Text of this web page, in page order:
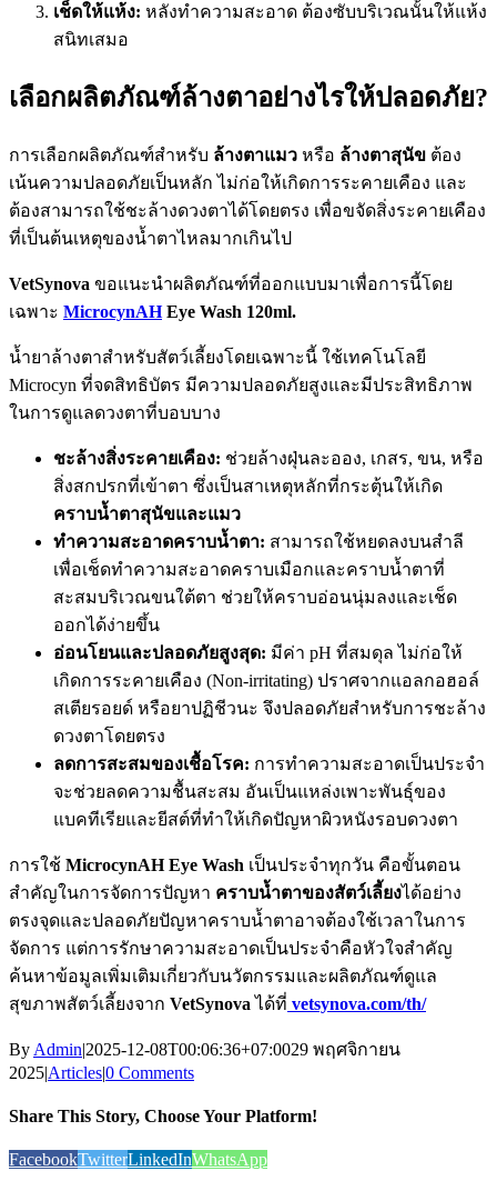
เช็ดให้แห้ง: หลังทำความสะอาด ต้องซับบริเวณนั้นให้แห้ง
สนิทเสมอ
เลือกผลิตภัณฑ์ล้างตาอย่างไรให้ปลอดภัย?
การเลือกผลิตภัณฑ์สำหรับ ล้างตาแมว หรือ ล้างตาสุนัข ต้อง
เน้นความปลอดภัยเป็นหลัก ไม่ก่อให้เกิดการระคายเคือง และ
ต้องสามารถใช้ชะล้างดวงตาได้โดยตรง เพื่อขจัดสิ่งระคายเคือง
ที่เป็นต้นเหตุของน้ำตาไหลมากเกินไป
VetSynova ขอแนะนำผลิตภัณฑ์ที่ออกแบบมาเพื่อการนี้โดย
เฉพาะ MicrocynAHEye Wash 120ml.
น้ำยาล้างตาสำหรับสัตว์เลี้ยงโดยเฉพาะนี้ ใช้เทคโนโลยี
Microcyn ที่จดสิทธิบัตร มีความปลอดภัยสูงและมีประสิทธิภาพ
ในการดูแลดวงตาที่บอบบาง
ชะล้างสิ่งระคายเคือง: ช่วยล้างฝุ่นละออง, เกสร, ขน, หรือ
สิ่งสกปรกที่เข้าตา ซึ่งเป็นสาเหตุหลักที่กระตุ้นให้เกิด
คราบน้ำตาสุนัขและแมว
ทำความสะอาดคราบน้ำตา: สามารถใช้หยดลงบนสำลี
เพื่อเช็ดทำความสะอาดคราบเมือกและคราบน้ำตาที่
สะสมบริเวณขนใต้ตา ช่วยให้คราบอ่อนนุ่มลงและเช็ด
ออกได้ง่ายขึ้น
อ่อนโยนและปลอดภัยสูงสุด: มีค่า pH ที่สมดุล ไม่ก่อให้
เกิดการระคายเคือง (Non-irritating) ปราศจากแอลกอฮอล์
สเตียรอยด์ หรือยาปฏิชีวนะ จึงปลอดภัยสำหรับการชะล้าง
ดวงตาโดยตรง
ลดการสะสมของเชื้อโรค: การทำความสะอาดเป็นประจำ
จะช่วยลดความชื้นสะสม อันเป็นแหล่งเพาะพันธุ์ของ
แบคทีเรียและยีสต์ที่ทำให้เกิดปัญหาผิวหนังรอบดวงตา
การใช้ MicrocynAH Eye Wash เป็นประจำทุกวัน คือขั้นตอน
สำคัญในการจัดการปัญหา คราบน้ำตาของสัตว์เลี้ยงได้อย่าง
ตรงจุดและปลอดภัยปัญหาคราบน้ำตาอาจต้องใช้เวลาในการ
จัดการ แต่การรักษาความสะอาดเป็นประจำคือหัวใจสำคัญ
ค้นหาข้อมูลเพิ่มเติมเกี่ยวกับนวัตกรรมและผลิตภัณฑ์ดูแล
สุขภาพสัตว์เลี้ยงจาก VetSynova ได้ที่ vetsynova.com/th/
By Admin|2025-12-08T00:06:36+07:0029 พฤศจิกายน
2025|Articles|0 Comments
Share This Story, Choose Your Platform!
FacebookTwitterLinkedInWhatsApp